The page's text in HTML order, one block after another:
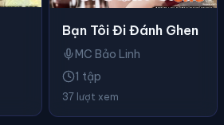
Bạn Tôi Đi Đánh Ghen
MC Bảo Linh
1 tập
37 lượt xem